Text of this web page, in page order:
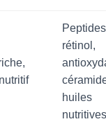
rétinol,
huiles
nutritives